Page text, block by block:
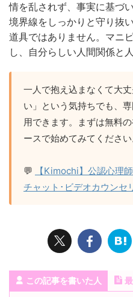
情を乱されず、事実に基づ
境界線をしっかりと守り抜
道具ではありません。マニ
し、自分らしい人間関係と
一人で抱え込まなくて大
い」という気持ちでも、
用できます。まずは無料
ースで始めてみてください
💬
【Kimochi】公認心理
チャット･ビデオカウンセ
この記事を書いた人